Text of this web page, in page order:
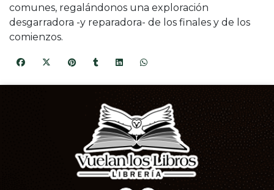
comunes, regalándonos una exploración
desgarradora -y reparadora- de los finales y de los
comienzos.